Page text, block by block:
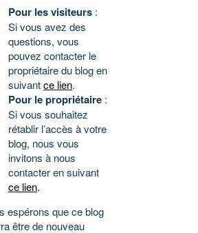
Pour les visiteurs :
Si vous avez des
questions, vous
pouvez contacter le
propriétaire du blog en
suivantce lien.
Pour le propriétaire :
Si vous souhaitez
rétablir l’accès à votre
blog, nous vous
invitons à nous
contacter en suivant
ce lien.
espérons que ce blog
être de nouveau